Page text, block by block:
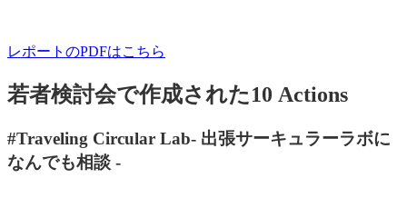
レポートのPDFはこちら
若者検討会で作成された10 Actions
#Traveling Circular Lab- 出張サーキュラーラボに
なんでも相談 -